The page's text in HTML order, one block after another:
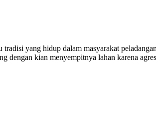
yang hidup dalam masyarakat
dengan kian menyempitnya lahan karena